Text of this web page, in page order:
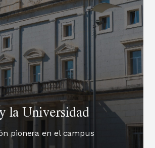
la Universidad
pionera en el campus